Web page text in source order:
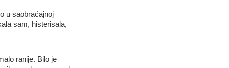
u saobraćajnoj
sam, histerisala,
ranije. Bilo je